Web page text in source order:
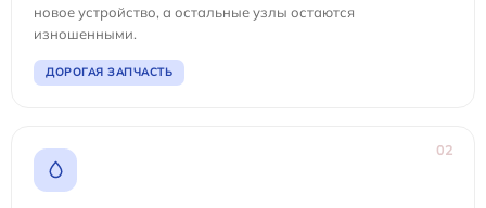
новое устройство, а остальные узлы остаются
изношенными.
ДОРОГАЯ ЗАПЧАСТЬ
02